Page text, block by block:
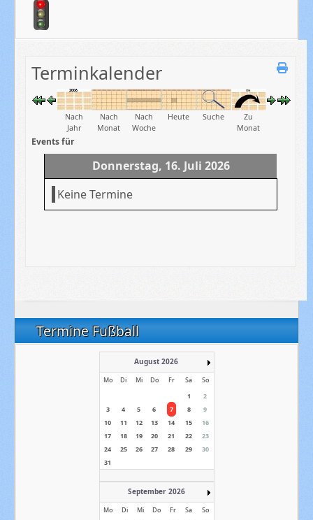
Termine Fußball
August 2026
Mo Di Mi Do Fr Sa
So
1
2
3
4 5 6 7 8
9
10
11 12 13 14 15
16
17
18 19 20 21 22
23
24
25 26 27 28 29
30
31
September 2026
Mo Di Mi Do Fr Sa
So
Terminkalender
Nach
Jahr
Nach
Monat
Nach
Woche
Heute Suche
Zu
Monat
Events für
Donnerstag, 16. Juli 2026
Keine Termine